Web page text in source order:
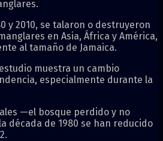
y 2010, se talaron o destruyeron
en Asia, África y América,
al tamaño de Jamaica.
muestra un cambio
especialmente durante la
—el bosque perdido y no
década de 1980 se han reducido